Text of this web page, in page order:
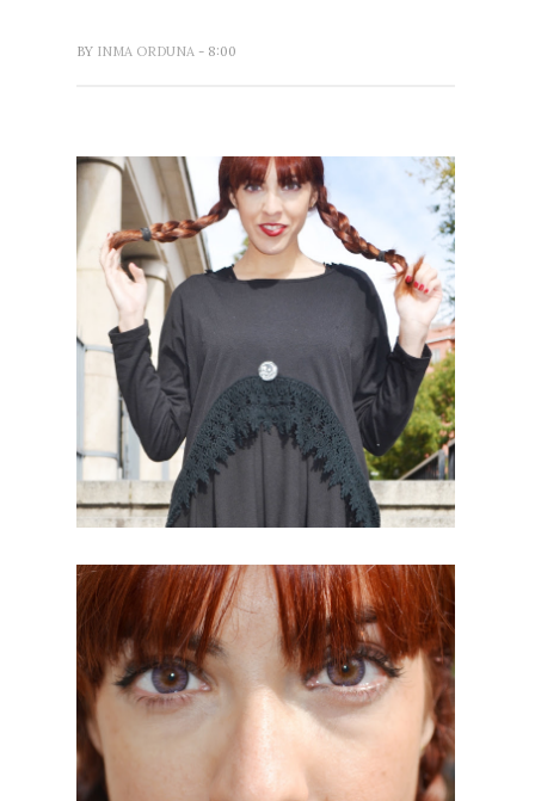
BY INMA ORDUNA - 8:00